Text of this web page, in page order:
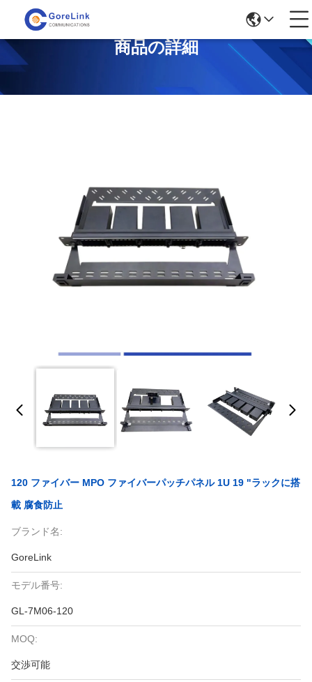
商品の詳細
120 ファイバー MPO ファイバーパッチパネル 1U 19 "ラックに搭
載 腐食防止
ブランド名:
GoreLink
モデル番号:
GL-7M06-120
MOQ:
交渉可能